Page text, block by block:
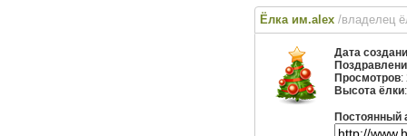
Ёлка им.alex /владелец
Дата
Просмотров:
Высота ёлки
Постоянный